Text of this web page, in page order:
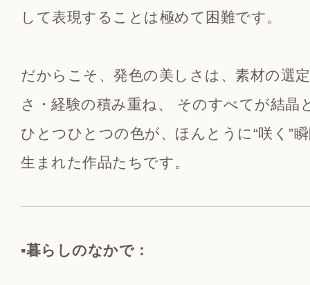
して表現することは極めて困難です。
だからこそ、発色の美しさは、素材の選
さ・経験の積み重ね、 そのすべてが結晶
ひとつひとつの色が、ほんとうに“咲く”
生まれた作品たちです。
▪️暮らしのなかで：